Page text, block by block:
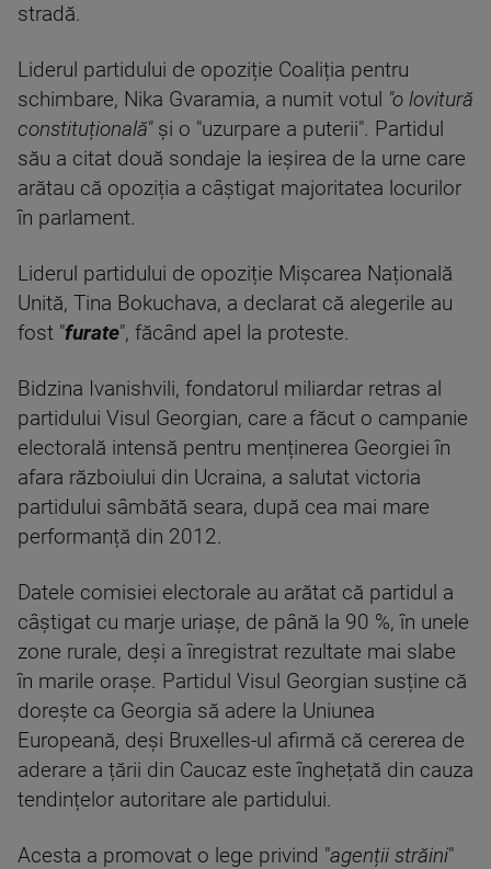
stradă.
Liderul partidului de opoziție Coaliția pentru
schimbare, Nika Gvaramia, a numit votul "o lovitură
constituțională"și o "uzurpare a puterii". Partidul
său a citat două sondaje la ieșirea de la urne care
arătau că opoziția a câștigat majoritatea locurilor
în parlament.
Liderul partidului de opoziție Mișcarea Națională
Unită, Tina Bokuchava, a declarat că alegerile au
fost "furate", făcând apel la proteste.
Bidzina Ivanishvili, fondatorul miliardar retras al
partidului Visul Georgian, care a făcut o campanie
electorală intensă pentru menținerea Georgiei în
afara războiului din Ucraina, a salutat victoria
partidului sâmbătă seara, după cea mai mare
performanță din 2012.
Datele comisiei electorale au arătat că partidul a
câștigat cu marje uriașe, de până la 90 %, în unele
zone rurale, deși a înregistrat rezultate mai slabe
în marile orașe. Partidul Visul Georgian susține că
dorește ca Georgia să adere la Uniunea
Europeană, deși Bruxelles-ul afirmă că cererea de
aderare a țării din Caucaz este înghețată din cauza
tendințelor autoritare ale partidului.
Acesta a promovat o lege privind "agenții străini"